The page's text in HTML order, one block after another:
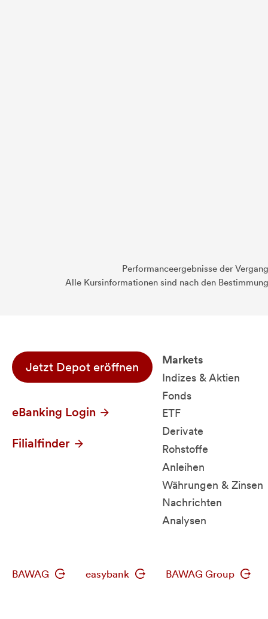
Performanceergebnisse der
Alle Kursinformationen sind nach den
Jetzt Depot eröffnen
eBanking Login
Filialfinder
Markets
Indizes & Aktien
Fonds
ETF
Derivate
Rohstoffe
Anleihen
Währungen & Zinsen
Nachrichten
Analysen
BAWAG easybank BAWAG Group